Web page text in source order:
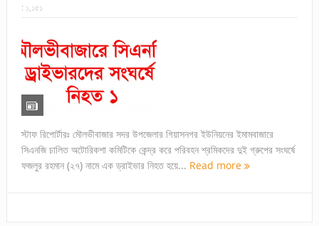
: ১,১৫১
স্টাফ রিপোর্টারঃ মৌলভীবাজার সদর উপজেলার গিয়াসনগর ইউনিয়নের ইমামবাজারে
সিএনজি চালিত অটোরিকশা কমিটিকে কেন্দ্র করে পরিবহন শ্রমিকদের দুই গ্রুপের সংঘর্ষে
ফজলুর রহমান (২৭) নামে এক ড্রাইভার নিহত হয়ে... Read more